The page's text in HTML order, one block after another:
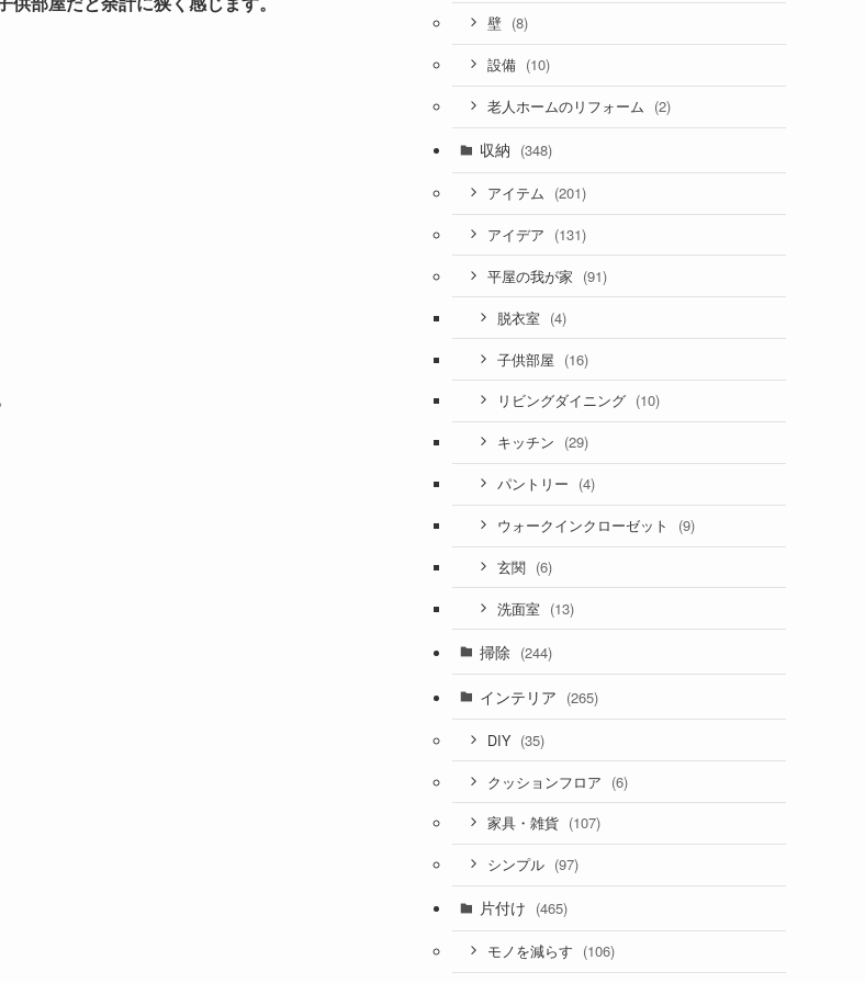
壁 (8)
設備 (10)
老人ホームのリフォーム (2)
収納 (348)
アイテム (201)
アイデア (131)
平屋の我が家 (91)
脱衣室 (4)
子供部屋 (16)
リビングダイニング (10)
キッチン (29)
パントリー (4)
ウォークインクローゼット (9)
玄関 (6)
洗面室 (13)
掃除 (244)
インテリア (265)
DIY (35)
クッションフロア (6)
家具・雑貨 (107)
シンプル (97)
片付け (465)
モノを減らす (106)